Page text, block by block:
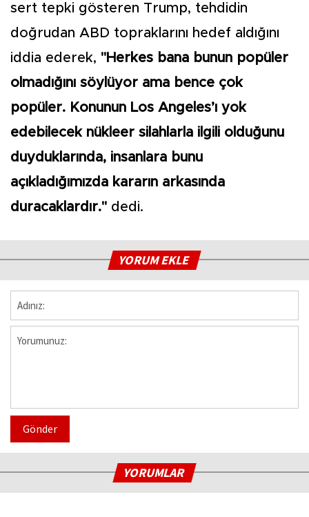
sert tepki gösteren Trump, tehdidin
doğrudan ABD topraklarını hedef aldığını
iddia ederek, "Herkes bana bunun popüler
olmadığını söylüyor ama bence çok
popüler. Konunun Los Angeles’ı yok
edebilecek nükleer silahlarla ilgili olduğunu
duyduklarında, insanlara bunu
açıkladığımızda kararın arkasında
duracaklardır." dedi.
YORUM EKLE
Gönder
YORUMLAR